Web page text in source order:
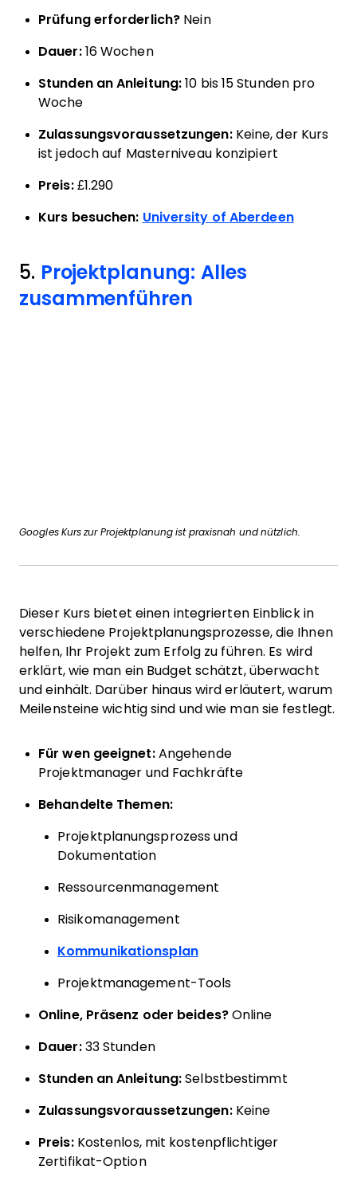
Prüfung erforderlich? Nein
Dauer:16 Wochen
Stunden an Anleitung: 10 bis 15 Stunden pro
Woche
Zulassungsvoraussetzungen:Keine, der Kurs
ist jedoch auf Masterniveau konzipiert
Preis:£1.290
Kurs besuchen: University of Aberdeen
5. Projektplanung: Alles
zusammenführen
Googles Kurs zur Projektplanung ist praxisnah und nützlich.
Dieser Kurs bietet einen integrierten Einblick in
verschiedene Projektplanungsprozesse, die Ihnen
helfen, Ihr Projekt zum Erfolg zu führen. Es wird
erklärt, wie man ein Budget schätzt, überwacht
und einhält. Darüber hinaus wird erläutert, warum
Meilensteine wichtig sind und wie man sie festlegt.
Für wen geeignet:Angehende
Projektmanager und Fachkräfte
Behandelte Themen:
Projektplanungsprozess und
Dokumentation
Ressourcenmanagement
Risikomanagement
Kommunikationsplan
Projektmanagement-Tools
Online, Präsenz oder beides?Online
Dauer: 33 Stunden
Stunden an Anleitung: Selbstbestimmt
Zulassungsvoraussetzungen:Keine
Preis:Kostenlos, mit kostenpflichtiger
Zertifikat-Option